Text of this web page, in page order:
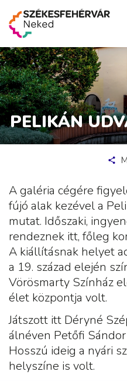
PELIKÁN
A galéria cégére
fújó alak kezével a
mutat. Időszaki,
rendeznek itt, főleg
A kiállításnak helyet
a 19. század elején
Vörösmarty Színház
élet központja volt.
Játszott itt Déryné
álnéven Petőfi
Hosszú ideig a nyári
helyszíne is volt.